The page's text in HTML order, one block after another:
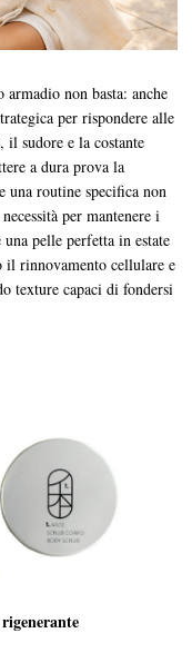
non basta: anche
per rispondere alle
il sudore e la costante
a dura prova la
una routine specifica non
per mantenere i
pelle perfetta in estate
il rinnovamento cellulare e
texture capaci di fondersi